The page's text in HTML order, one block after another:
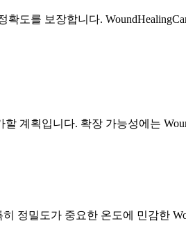
도를 보장합니다.
계획입니다. 확장 가능성에는
정밀도가 중요한 온도에 민감한